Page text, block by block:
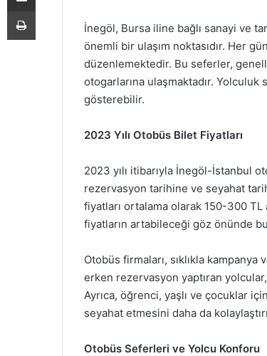
İnegöl, Bursa iline bağlı sanayi ve
önemli bir ulaşım noktasıdır. Her
düzenlemektedir. Bu seferler,
otogarlarına ulaşmaktadır.
gösterebilir.
2023 Yılı Otobüs Bilet Fiyatları
2023 yılı itibarıyla İnegöl-İstanbul
rezervasyon tarihine ve seyahat
fiyatları ortalama olarak 150-300
fiyatların artabileceği göz önünde
Otobüs firmaları, sıklıkla
erken rezervasyon yaptıran
Ayrıca, öğrenci, yaşlı ve çocuklar
seyahat etmesini daha da
Otobüs Seferleri ve Yolcu Konforu